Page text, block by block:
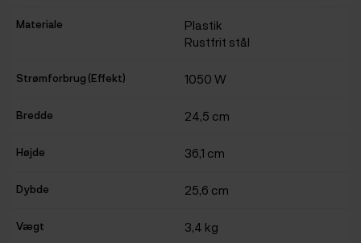
Materiale
Plastik
Rustfrit stål
Strømforbrug (Effekt) 1050 W
Bredde 24,5 cm
Højde 36,1 cm
Dybde 25,6 cm
Vægt 3,4 kg